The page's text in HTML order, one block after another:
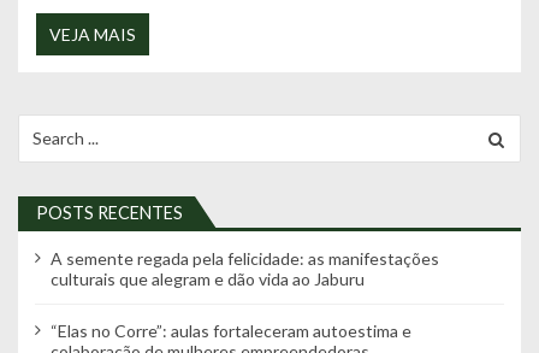
VEJA MAIS
for:
POSTS RECENTES
A semente regada pela felicidade: as manifestações
culturais que alegram e dão vida ao Jaburu
“Elas no Corre”: aulas fortaleceram autoestima e